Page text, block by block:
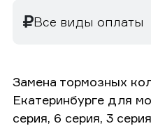
Все виды оплаты
Замена тормозных
Екатеринбурге для
серия, 6 серия, 3